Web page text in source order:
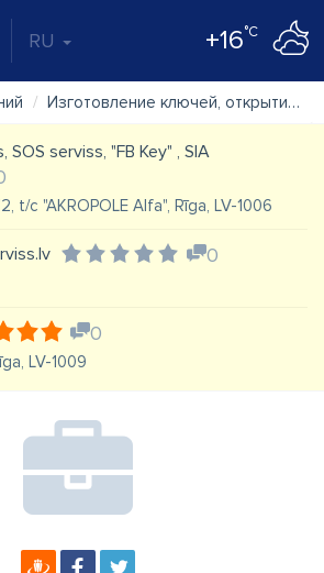
RU +16°C
Изготовление ключей, открытие дверей
serviss, "FB Key" , SIA
t/c "AKROPOLE Alfa", Rīga, LV-1006
0
0
LV-1009